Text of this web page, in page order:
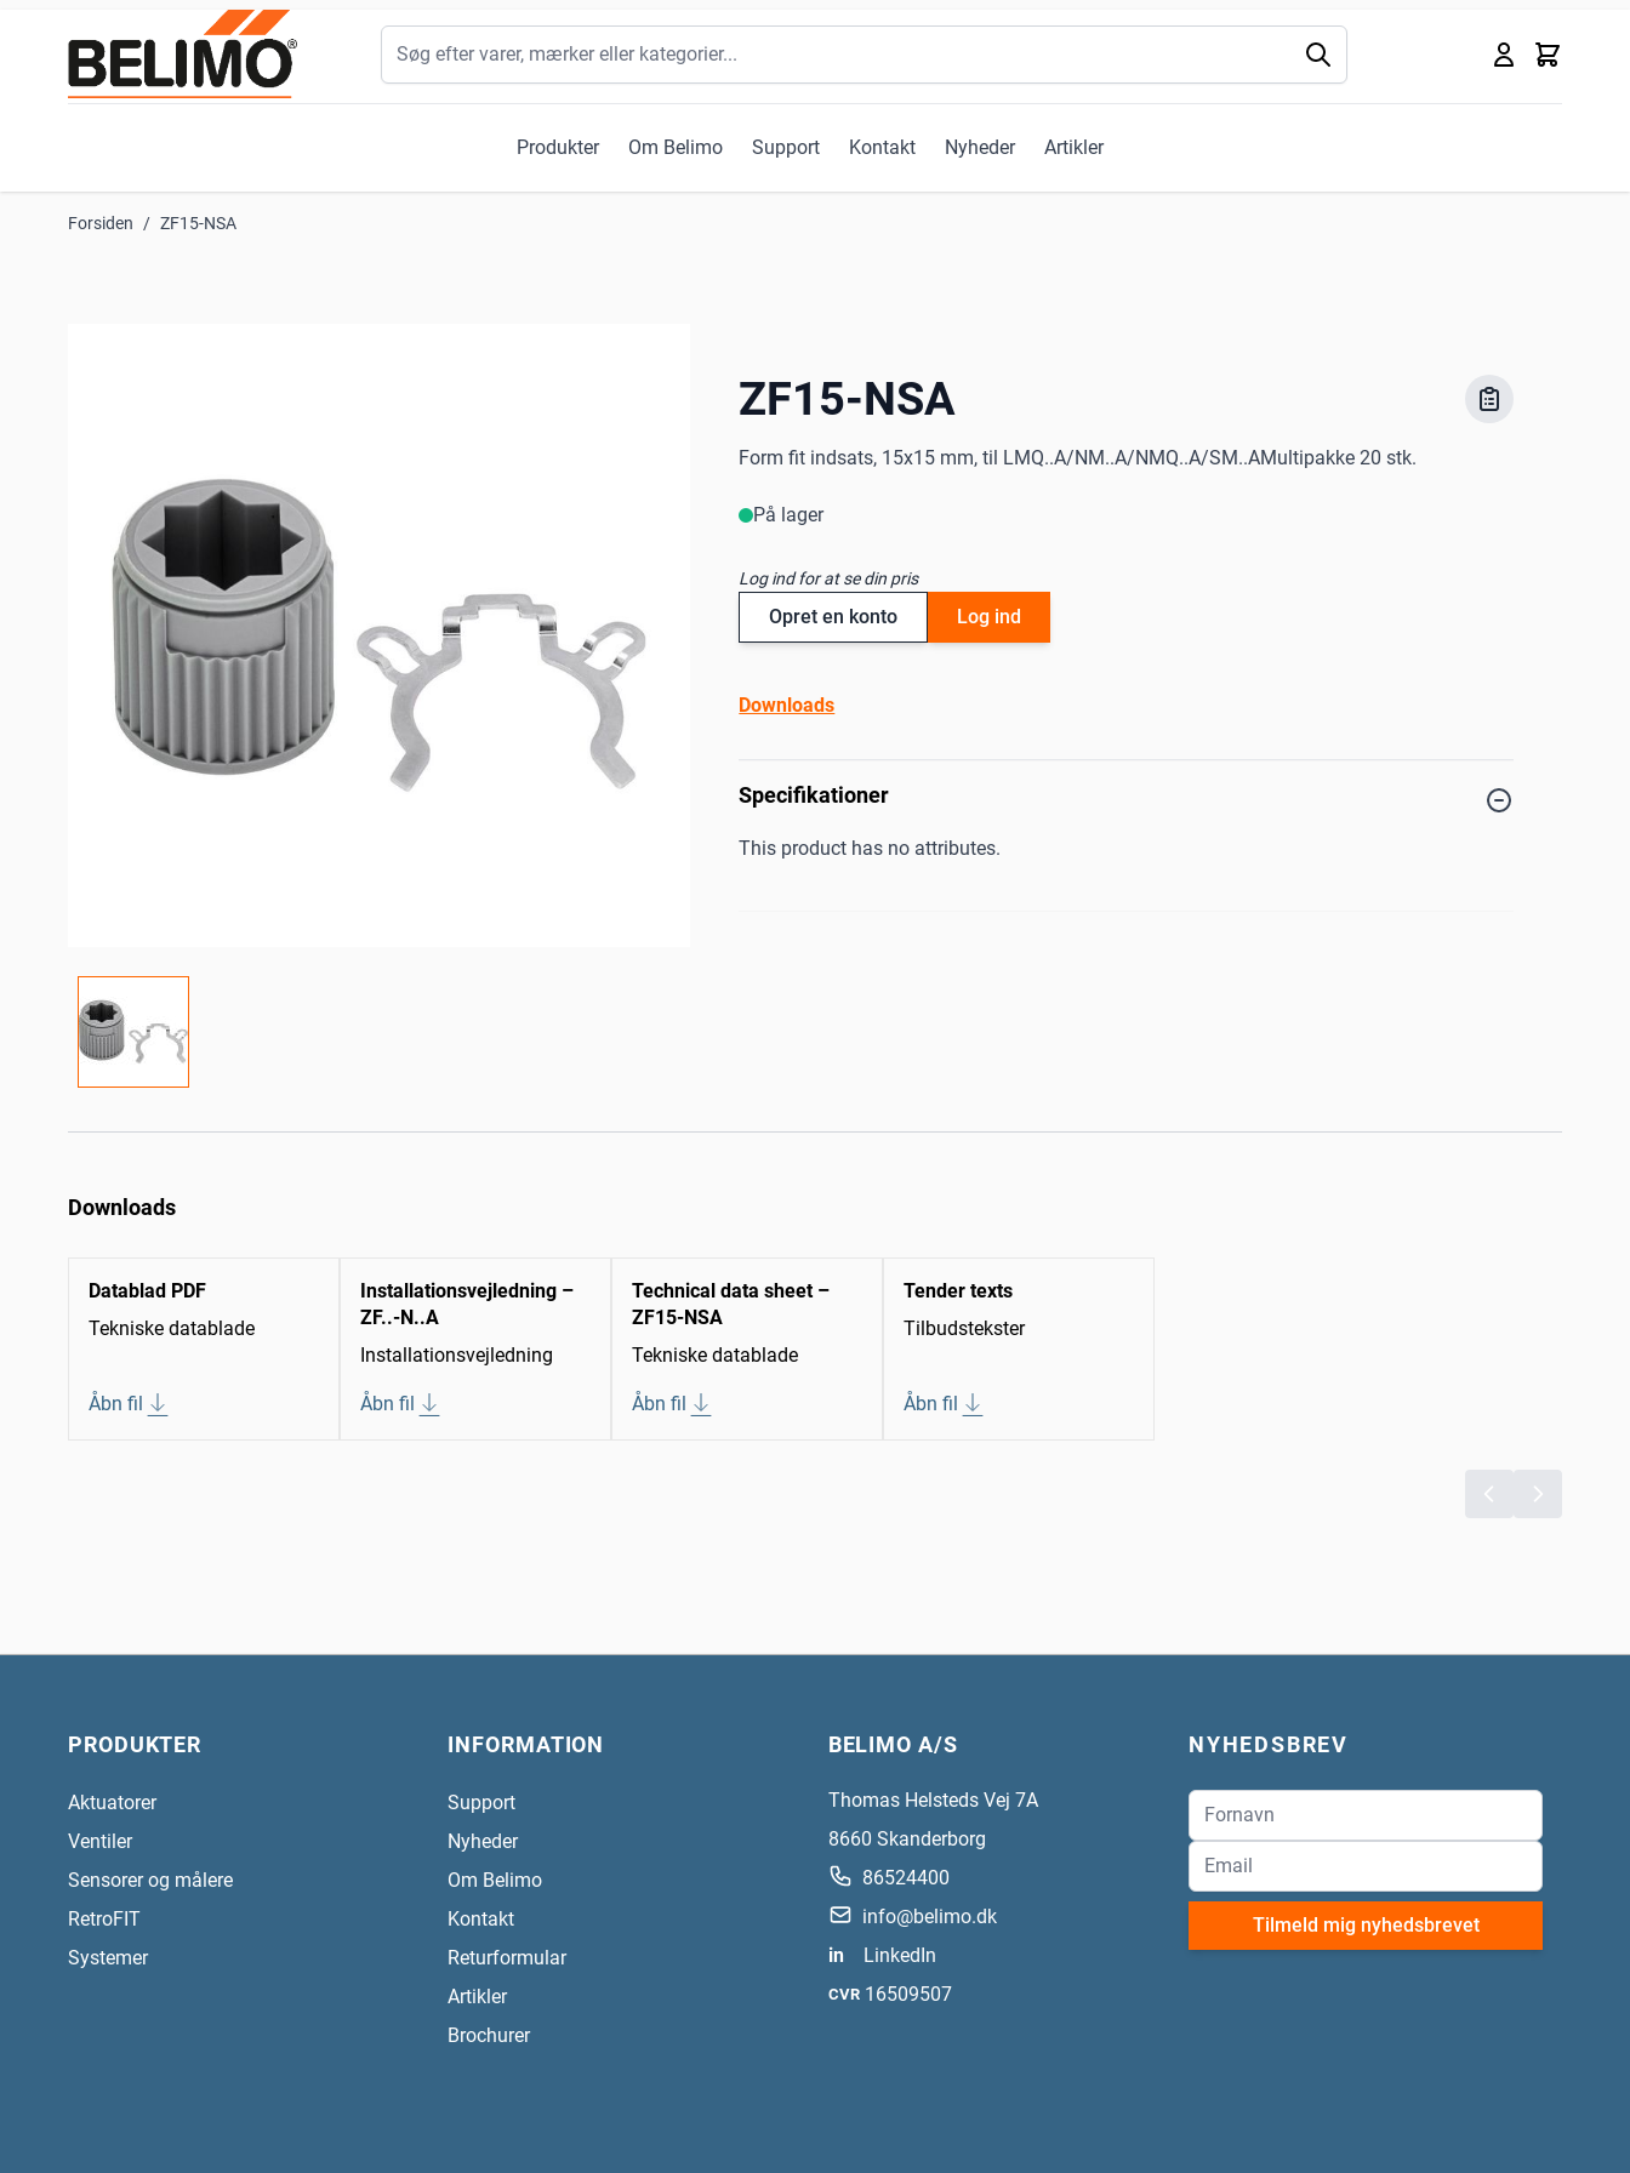
Produkter Om Belimo Support Kontakt Nyheder Artikler
Kurv
Søg
Forsiden / ZF15-NSA
ZF15-NSA
Form fit indsats, 15x15 mm, til LMQ..A/NM..A/NMQ..A/SM..AMultipakke 20 stk.
På lager
Log ind for at se din pris
Opret en konto Log ind
Downloads
Specifikationer
This product has no attributes.
Downloads
Datablad PDF
Tekniske datablade
Åbn fil
Installationsvejledning –
ZF..-N..A
Installationsvejledning
Åbn fil
Technical data sheet –
ZF15-NSA
Tekniske datablade
Åbn fil
Tender texts
Tilbudstekster
Åbn fil
PRODUKTER
Aktuatorer
Ventiler
Sensorer og målere
RetroFIT
Systemer
INFORMATION
Support
Nyheder
Om Belimo
Kontakt
Returformular
Artikler
Brochurer
BELIMO A/S
Thomas Helsteds Vej 7A
8660 Skanderborg
86524400
info@belimo.dk
in
LinkedIn
CVR 16509507
NYHEDSBREV
Tilmeld mig nyhedsbrevet